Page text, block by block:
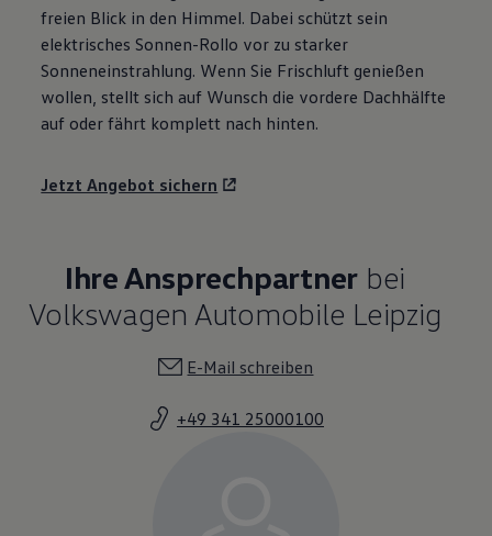
freien Blick in den Himmel. Dabei schützt sein
elektrisches Sonnen-Rollo vor zu starker
Sonneneinstrahlung. Wenn Sie Frischluft genießen
wollen, stellt sich auf Wunsch die vordere Dachhälfte
auf oder fährt komplett nach hinten.
Jetzt Angebot sichern
Ihre Ansprechpartner bei
Volkswagen Automobile Leipzig
E-Mail schreiben
+49 341 25000100